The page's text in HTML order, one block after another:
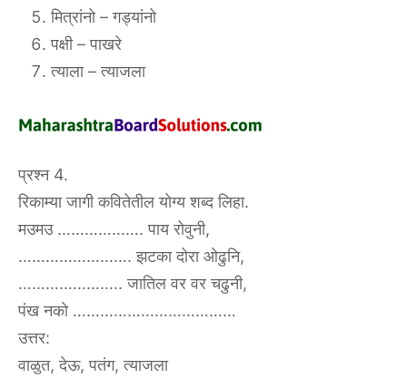
मित्रांनो – गड्यांनो
पक्षी – पाखरे
त्याला – त्याजला
प्रश्न 4.
रिकाम्या जागी कवितेतील योग्य शब्द लिहा.
मउमउ ………………. पाय रोवुनी,
……………………. झटका दोरा ओढुनि,
………………….. जातिल वर वर चढुनी,
पंख नको ………………………………
उत्तर:
वाळुत, देऊ, पतंग, त्याजला